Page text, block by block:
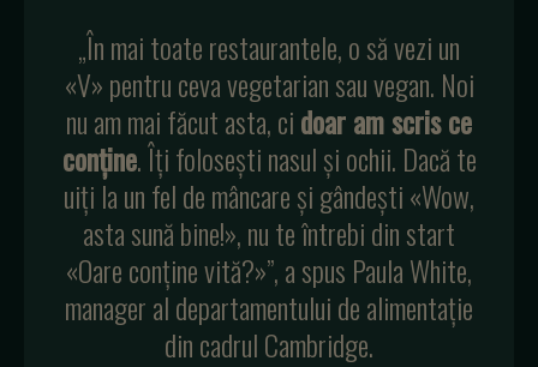
„În mai toate restaurantele, o să vezi un
«V» pentru ceva vegetarian sau vegan. Noi
nu am mai făcut asta, cidoar am scris ce
conține. Îți folosești nasul și ochii. Dacă te
uiți la un fel de mâncare și gândești «Wow,
asta sună bine!», nu te întrebi din start
«Oare conține vită?»”, a spus Paula White,
manager al departamentului de alimentație
din cadrul Cambridge.